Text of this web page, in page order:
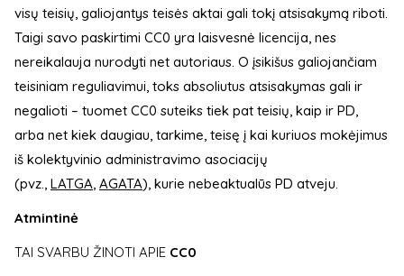
visų teisių, galiojantys teisės aktai gali tokį atsisakymą riboti.
Taigi savo paskirtimi CC0 yra laisvesnė licencija, nes
nereikalauja nurodyti net autoriaus. O įsikišus galiojančiam
teisiniam reguliavimui, toks absoliutus atsisakymas gali ir
negalioti – tuomet CC0 suteiks tiek pat teisių, kaip ir PD,
arba net kiek daugiau, tarkime, teisę į kai kuriuos mokėjimus
iš kolektyvinio administravimo asociacijų
(pvz., LATGA AGATA), kurie nebeaktualūs PD atveju.
Atmintinė
TAI SVARBU ŽINOTI APIE CC0